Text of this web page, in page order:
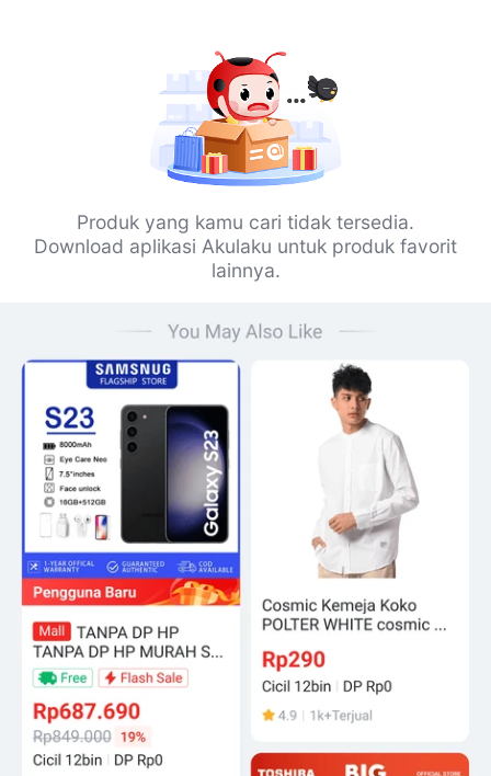
Produk yang kamu cari tidak tersedia.
Download aplikasi Akulaku untuk produk favorit
lainnya.